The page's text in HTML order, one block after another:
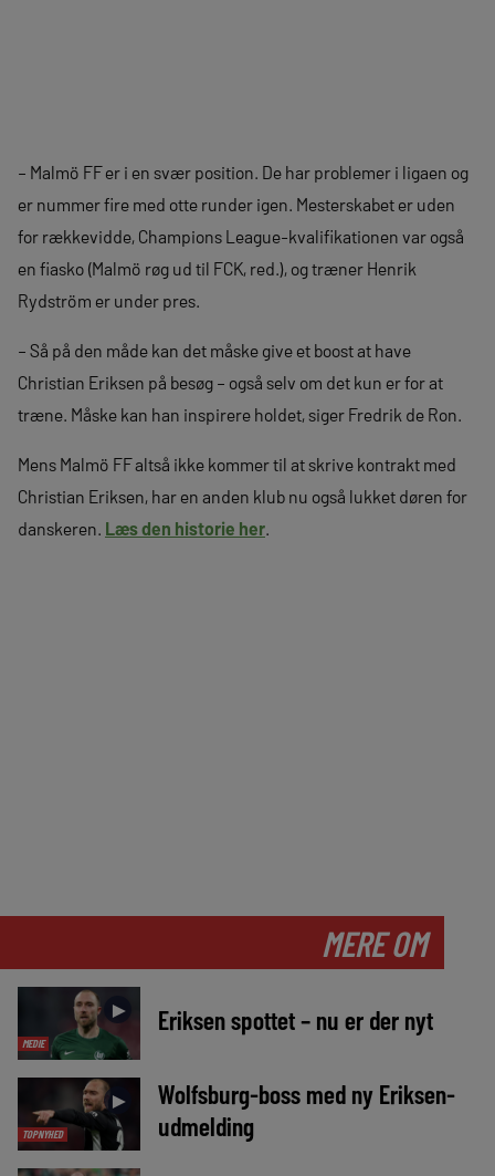
– Malmö FF er i en svær position. De har problemer i ligaen og
er nummer fire med otte runder igen. Mesterskabet er uden
for rækkevidde, Champions League-kvalifikationen var også
en fiasko (Malmö røg ud til FCK, red.), og træner Henrik
Rydström er under pres.
– Så på den måde kan det måske give et boost at have
Christian Eriksen på besøg – også selv om det kun er for at
træne. Måske kan han inspirere holdet, siger Fredrik de Ron.
Mens Malmö FF altså ikke kommer til at skrive kontrakt med
Christian Eriksen, har en anden klub nu også lukket døren for
danskeren. Læs den historie her.
MERE OM
MEDIE
► Eriksen spottet – nu er der nyt
TOPNYHED
►
Wolfsburg-boss med ny Eriksen-
udmelding